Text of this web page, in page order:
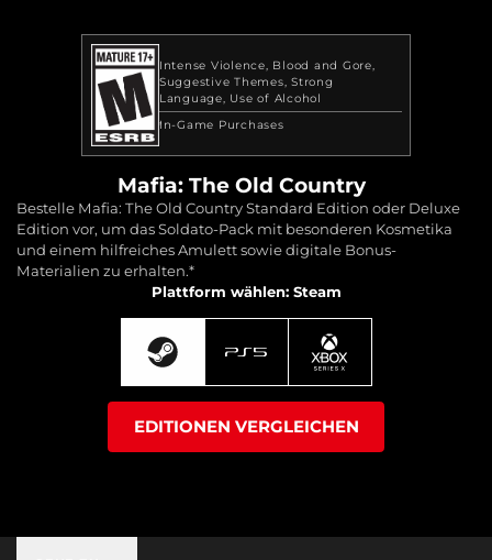
Intense Violence
Blood and Gore
Suggestive Themes Strong
Language
Use of Alcohol
In-Game Purchases
Mafia: The Old Country
Bestelle Mafia: The Old Country Standard Edition oder Deluxe
Edition vor, um das Soldato-Pack mit besonderen Kosmetika
und einem hilfreiches Amulett sowie digitale Bonus-
Materialien zu erhalten.*
Plattform wählen: Steam
EDITIONEN VERGLEICHEN